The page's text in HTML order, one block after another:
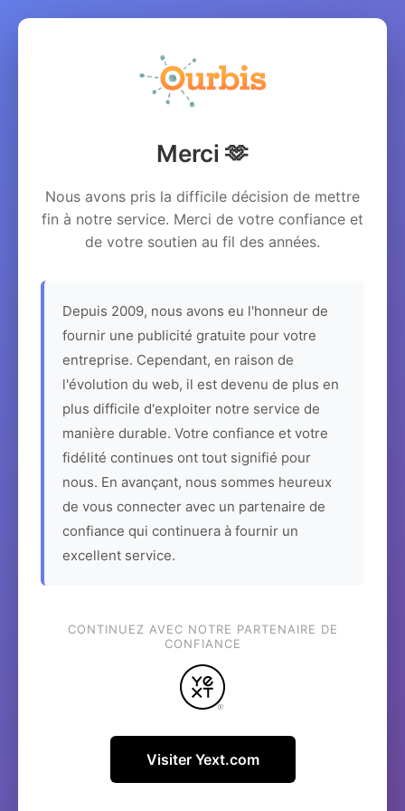
Merci 🫶
Nous avons pris la difficile décision de mettre
fin à notre service. Merci de votre confiance et
de votre soutien au fil des années.
Depuis 2009, nous avons eu l'honneur de
fournir une publicité gratuite pour votre
entreprise. Cependant, en raison de
l'évolution du web, il est devenu de plus en
plus difficile d'exploiter notre service de
manière durable. Votre confiance et votre
fidélité continues ont tout signifié pour
nous. En avançant, nous sommes heureux
de vous connecter avec un partenaire de
confiance qui continuera à fournir un
excellent service.
CONTINUEZ AVEC NOTRE PARTENAIRE DE
CONFIANCE
Visiter Yext.com